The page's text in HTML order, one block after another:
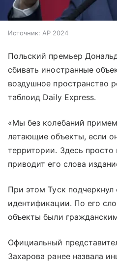
Источник: AP 2024
Польский премьер
сбивать иностранные
воздушное пространство
таблоид Daily Express.
«Мы без колебаний
летающие объекты, если
территории. Здесь
приводит его слова
При этом Туск подчеркнул
идентификации. По его
объекты были
Официальный
Захарова ранее назвала